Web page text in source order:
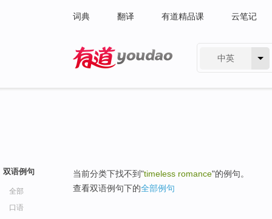
词典 翻译 有道精品课 云笔记
中英
双语例句
全部
口语
当前分类下找不到"timeless romance"的例句。
查看双语例句下的全部例句